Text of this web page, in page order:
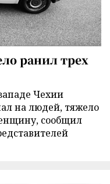
ранил трех
Чехии
на людей, тяжело
сообщил